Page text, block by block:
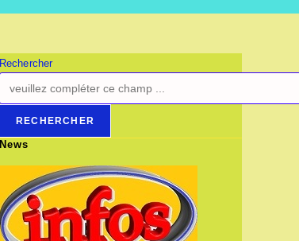
Rechercher
RECHERCHER
News